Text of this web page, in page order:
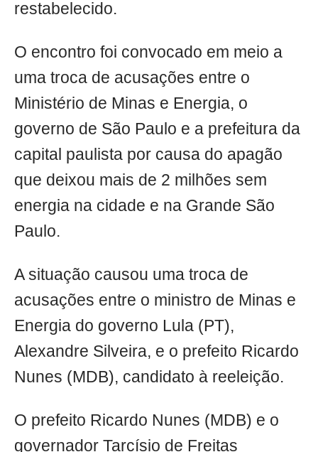
restabelecido.
O encontro foi convocado em meio a
uma troca de acusações entre o
Ministério de Minas e Energia, o
governo de São Paulo e a prefeitura da
capital paulista por causa do apagão
que deixou mais de 2 milhões sem
energia na cidade e na Grande São
Paulo.
A situação causou uma troca de
acusações entre o ministro de Minas e
Energia do governo Lula (PT),
Alexandre Silveira, e o prefeito Ricardo
Nunes (MDB), candidato à reeleição.
O prefeito Ricardo Nunes (MDB) e o
governador Tarcísio de Freitas